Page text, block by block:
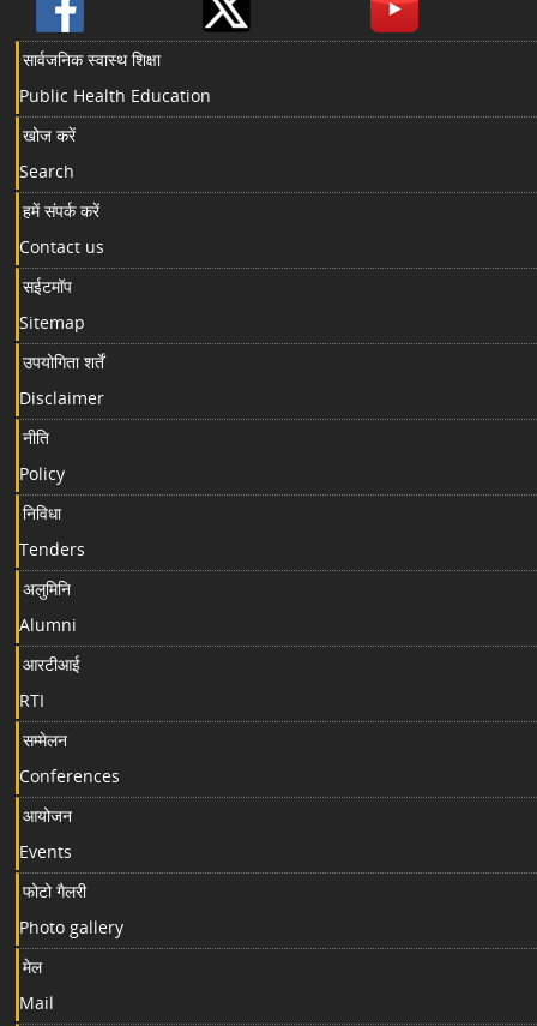
सार्वजनिक स्वास्थ शिक्षा
Public Health Education
खोज करें
Search
हमें संपर्क करें
Contact us
सईटमॉप
Sitemap
उपयोगिता शर्तें
Disclaimer
नीति
Policy
निविधा
Tenders
अलुमिनि
Alumni
आरटीआई
RTI
सम्मेलन
Conferences
आयोजन
Events
फोटो गैलरी
Photo gallery
मेल
Mail